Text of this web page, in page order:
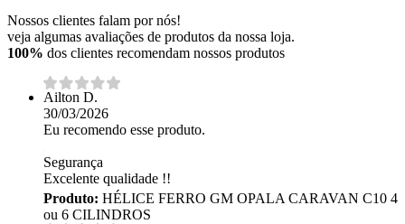
Nossos clientes falam por nós!
veja algumas avaliações de produtos da nossa loja.
100% dos clientes recomendam nossos produtos
Ailton D.
30/03/2026
Eu recomendo esse produto.
Segurança
Excelente qualidade !!
Produto: HÉLICE FERRO GM OPALA CARAVAN C10 4
ou 6 CILINDROS